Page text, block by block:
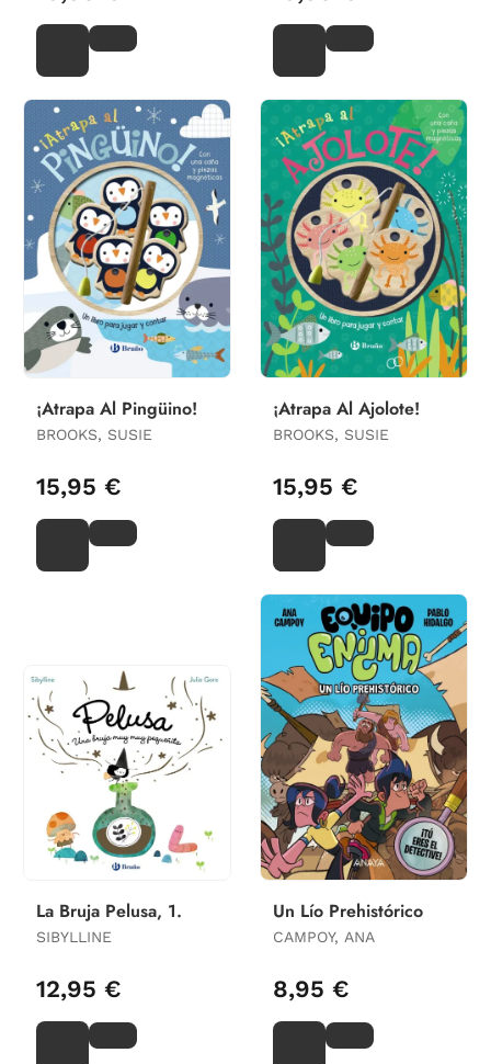
¡Atrapa Al Pingüino!
BROOKS, SUSIE
15,95 €
¡Atrapa Al Ajolote!
BROOKS, SUSIE
15,95 €
La Bruja Pelusa, 1.
SIBYLLINE
12,95 €
Un Lío Prehistórico
CAMPOY, ANA
8,95 €